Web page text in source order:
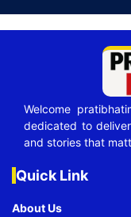
Welcome
dedicated to
and stories that
Quick Link
About Us